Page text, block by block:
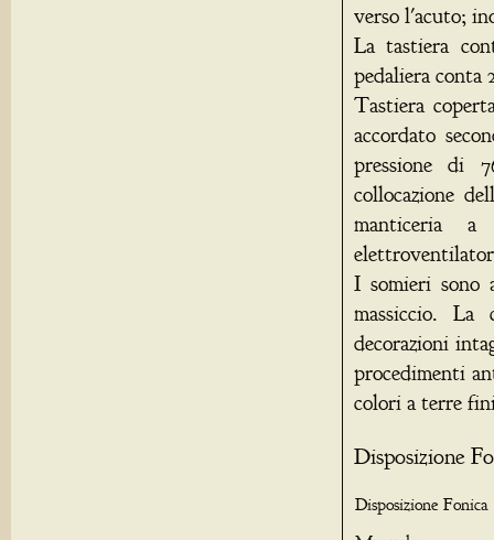
verso l'acuto;
La tastiera
pedaliera conta
Tastiera
accordato
pressione di
collocazione
manticeria
I somieri sono
massiccio. La
decorazioni
procedimenti
colori a terre
Disposizione
Disposizione Fonica